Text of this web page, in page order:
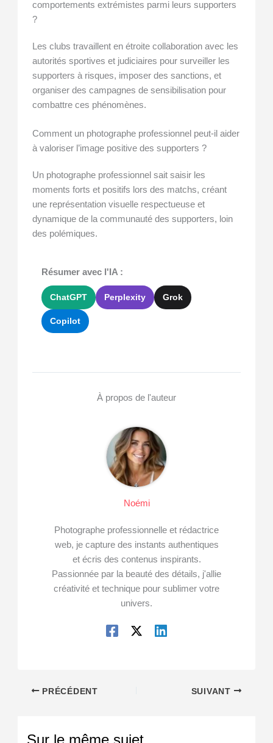
comportements extrémistes parmi leurs supporters
?
Les clubs travaillent en étroite collaboration avec les
autorités sportives et judiciaires pour surveiller les
supporters à risques, imposer des sanctions, et
organiser des campagnes de sensibilisation pour
combattre ces phénomènes.
Comment un photographe professionnel peut-il aider
à valoriser l’image positive des supporters ?
Un photographe professionnel sait saisir les
moments forts et positifs lors des matchs, créant
une représentation visuelle respectueuse et
dynamique de la communauté des supporters, loin
des polémiques.
Résumer avec l'IA :
ChatGPT Perplexity Grok
Copilot
À propos de l'auteur
Noémi
Photographe professionnelle et rédactrice
web, je capture des instants authentiques
et écris des contenus inspirants.
Passionnée par la beauté des détails, j'allie
créativité et technique pour sublimer votre
univers.
PRÉCÉDENT SUIVANT